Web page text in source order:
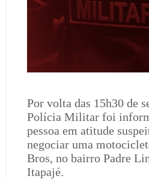
Por volta das 15h30 de
Polícia Militar foi
pessoa em atitude
negociar uma
Bros, no bairro Padre
Itapajé.